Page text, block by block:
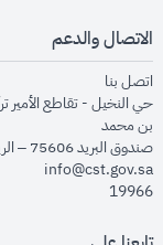
الاتصال والدعم
اتصل بنا
حي النخيل - تقاطع الأمير
بن محمد
صندوق البريد 75606 – الرياض 11588
info@cst.gov.sa
19966